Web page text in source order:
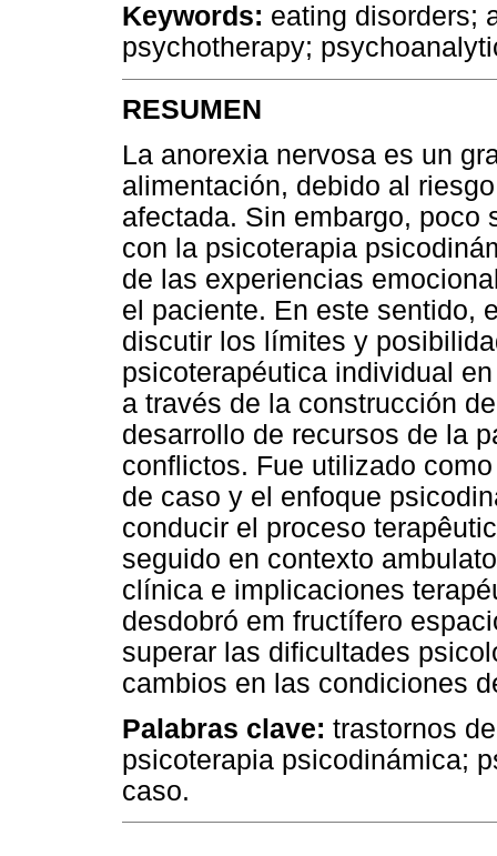
Keywords: eating disorders;
psychotherapy;
RESUMEN
La anorexia nervosa es un
alimentación, debido al
afectada. Sin embargo, poco
con la psicoterapia
de las experiencias
el paciente. En este sentido,
discutir los límites y
psicoterapéutica individual
a través de la construcción
desarrollo de recursos de la
conflictos. Fue utilizado
de caso y el enfoque
conducir el proceso
seguido en contexto
clínica e implicaciones
desdobró em fructífero
superar las dificultades
cambios en las condiciones
Palabras clave: trastornos
psicoterapia psicodinámica;
caso.